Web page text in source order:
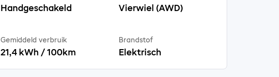
Handgeschakeld Vierwiel (AWD)
Gemiddeld verbruik
21,4 kWh / 100km
Brandstof
Elektrisch